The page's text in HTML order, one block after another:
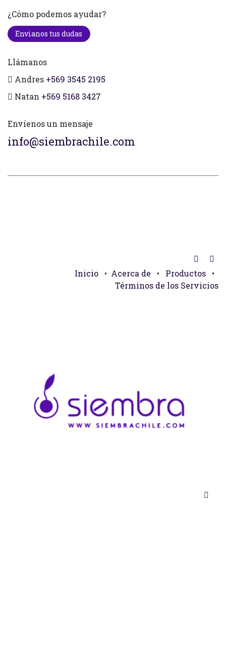
¿Cómo podemos ayudar?
Envianos tus dudas
Llámanos
Andres +569 3545 2195
Natan +569 5168 3427
Envíenos un mensaje
info@siembrachile.com
Inicio • Acerca de • Productos
•
Términos de los Servicios